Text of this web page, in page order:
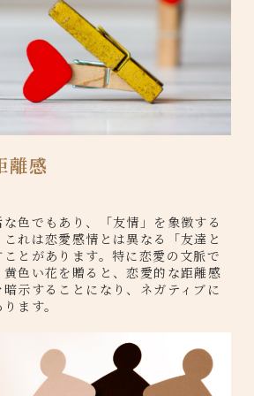
感
色でもあり、「友情」を象徴する
れは恋愛感情とは異なる「友達と
とがあります。特に恋愛の文脈で
黄色い花を贈ると、恋愛的な距離感
示することになり、ネガティブに
ます。